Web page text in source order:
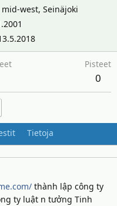
west, Seinäjoki
Pisteet
0
Tietoja
thành lập công ty
ty luật n tưởng Tinh